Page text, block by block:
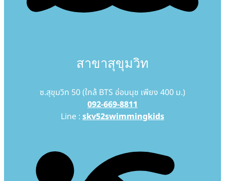
สาขาสุขุมวิท
ซ.สุขุมวิท 50 (ใกล้ BTS อ่อนนุช เพียง 400 ม.)
092-669-8811
Line : skv52swimmingkids